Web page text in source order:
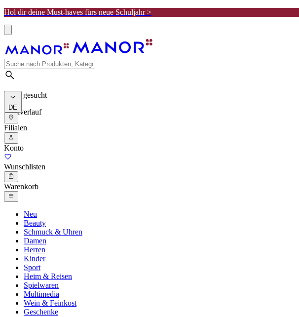
Hol dir deine Must-haves fürs neue Schuljahr >
Meist gesucht
Suchverlauf
DE
Filialen
Konto
Wunschlisten
Warenkorb
Neu
Beauty
Schmuck & Uhren
Damen
Herren
Kinder
Sport
Heim & Reisen
Spielwaren
Multimedia
Wein & Feinkost
Geschenke